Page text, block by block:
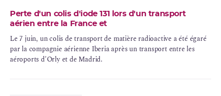
Perte d'un colis d'iode 131 lors d'un transport
aérien entre la France et
Le 7 juin, un colis de transport de matière radioactive a été égaré
par la compagnie aérienne Iberia après un transport entre les
aéroports d'Orly et de Madrid.